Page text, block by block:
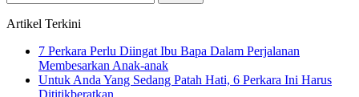
for:
Artikel Terkini
7 Perkara Perlu Diingat Ibu Bapa Dalam Perjalanan
Membesarkan Anak-anak
Untuk Anda Yang Sedang Patah Hati, 6 Perkara Ini Harus